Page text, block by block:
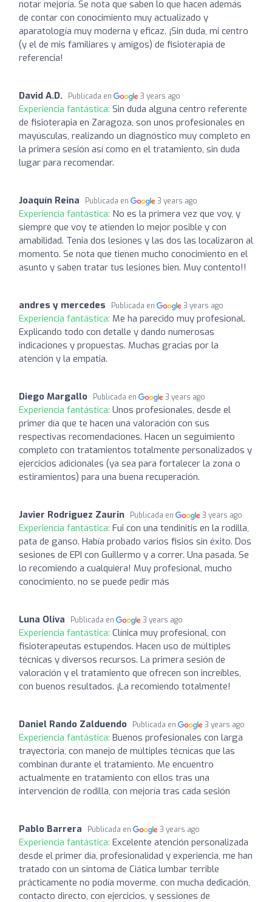
notar mejoría. Se nota que saben lo que hacen además
de contar con conocimiento muy actualizado y
aparatología muy moderna y eficaz. ¡Sin duda, mi centro
(y el de mis familiares y amigos) de fisioterapia de
referencia!
David A.D. Publicada en 3 years ago
Experiencia fantástica: Sin duda alguna centro referente
de fisioterapia en Zaragoza, son unos profesionales en
mayúsculas, realizando un diagnóstico muy completo en
la primera sesión así como en el tratamiento, sin duda
lugar para recomendar.
Joaquín Reina Publicada en 3 years ago
Experiencia fantástica: No es la primera vez que voy, y
siempre que voy te atienden lo mejor posible y con
amabilidad. Tenia dos lesiones y las dos las localizaron al
momento. Se nota que tienen mucho conocimiento en el
asunto y saben tratar tus lesiones bien. Muy contento!!
andres y mercedes Publicada en 3 years ago
Experiencia fantástica: Me ha parecido muy profesional.
Explicando todo con detalle y dando numerosas
indicaciones y propuestas. Muchas gracias por la
atención y la empatia.
Diego Margallo Publicada en 3 years ago
Experiencia fantástica: Unos profesionales, desde el
primer día que te hacen una valoración con sus
respectivas recomendaciones. Hacen un seguimiento
completo con tratamientos totalmente personalizados y
ejercicios adicionales (ya sea para fortalecer la zona o
estiramientos) para una buena recuperación.
Javier Rodriguez Zaurin Publicada en 3 years ago
Experiencia fantástica: Fui con una tendinitis en la rodilla,
pata de ganso. Había probado varios fisios sin éxito. Dos
sesiones de EPI con Guillermo y a correr. Una pasada. Se
lo recomiendo a cualquiera! Muy profesional, mucho
conocimiento, no se puede pedir más
Luna Oliva Publicada en 3 years ago
Experiencia fantástica: Clínica muy profesional, con
fisioterapeutas estupendos. Hacen uso de múltiples
técnicas y diversos recursos. La primera sesión de
valoración y el tratamiento que ofrecen son increíbles,
con buenos resultados. ¡La recomiendo totalmente!
Daniel Rando Zalduendo Publicada en 3 years ago
Experiencia fantástica: Buenos profesionales con larga
trayectoria, con manejo de múltiples técnicas que las
combinan durante el tratamiento. Me encuentro
actualmente en tratamiento con ellos tras una
intervención de rodilla, con mejoría tras cada sesión
Pablo Barrera Publicada en 3 years ago
Experiencia fantástica: Excelente atención personalizada
desde el primer día, profesionalidad y experiencia, me han
tratado con un sintoma de Ciática lumbar terrible
prácticamente no podía moverme, con mucha dedicación,
contacto directo, con ejercicios, y sessiones de